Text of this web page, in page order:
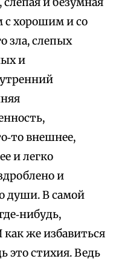
с хорошим и со
зла, слепых
и
внешнее,
и легко
и
души. В самой
как же избавиться
это стихия. Ведь